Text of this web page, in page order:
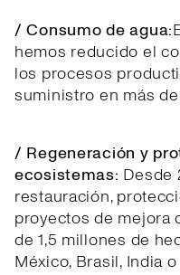
/ Consumo de agua:
hemos reducido el
los procesos
suministro en más de
/ Regeneración y
ecosistemas: Desde
restauración,
proyectos de mejora
de 1,5 millones de
México, Brasil, India